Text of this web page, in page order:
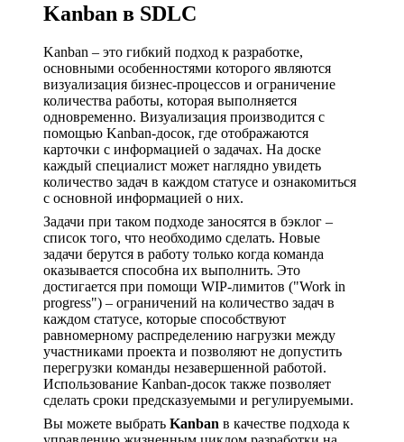
Kanban в SDLC
Kanban – это гибкий подход к разработке,
основными особенностями которого являются
визуализация бизнес-процессов и ограничение
количества работы, которая выполняется
одновременно. Визуализация производится с
помощью Kanban-досок, где отображаются
карточки с информацией о задачах. На доске
каждый специалист может наглядно увидеть
количество задач в каждом статусе и ознакомиться
с основной информацией о них.
Задачи при таком подходе заносятся в бэклог –
список того, что необходимо сделать. Новые
задачи берутся в работу только когда команда
оказывается способна их выполнить. Это
достигается при помощи WIP-лимитов ("Work in
progress") – ограничений на количество задач в
каждом статусе, которые способствуют
равномерному распределению нагрузки между
участниками проекта и позволяют не допустить
перегрузки команды незавершенной работой.
Использование Kanban-досок также позволяет
сделать сроки предсказуемыми и регулируемыми.
Вы можете выбрать Kanban в качестве подхода к